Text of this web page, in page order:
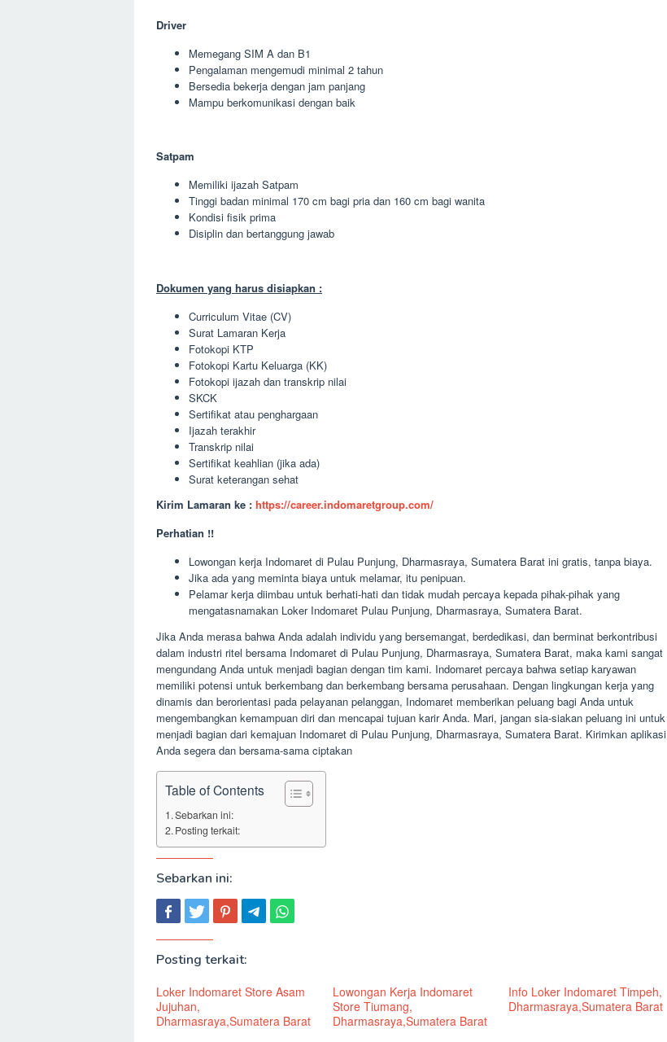
Driver
Memegang SIM A dan B1
Pengalaman mengemudi minimal 2 tahun
Bersedia bekerja dengan jam panjang
Mampu berkomunikasi dengan baik
Satpam
Memiliki ijazah Satpam
Tinggi badan minimal 170 cm bagi pria dan 160 cm bagi wanita
Kondisi fisik prima
Disiplin dan bertanggung jawab
Dokumen yang harus disiapkan :
Curriculum Vitae (CV)
Surat Lamaran Kerja
Fotokopi KTP
Fotokopi Kartu Keluarga (KK)
Fotokopi ijazah dan transkrip nilai
SKCK
Sertifikat atau penghargaan
Ijazah terakhir
Transkrip nilai
Sertifikat keahlian (jika ada)
Surat keterangan sehat
Kirim Lamaran ke : https://career.indomaretgroup.com/
Perhatian !!
Lowongan kerja Indomaret di Pulau Punjung, Dharmasraya, Sumatera Barat ini gratis, tanpa biaya.
Jika ada yang meminta biaya untuk melamar, itu penipuan.
Pelamar kerja diimbau untuk berhati-hati dan tidak mudah percaya kepada pihak-pihak yang
mengatasnamakan Loker Indomaret Pulau Punjung, Dharmasraya, Sumatera Barat.
Jika Anda merasa bahwa Anda adalah individu yang bersemangat, berdedikasi, dan berminat berkontribusi
dalam industri ritel bersama Indomaret di Pulau Punjung, Dharmasraya, Sumatera Barat, maka kami sangat
mengundang Anda untuk menjadi bagian dengan tim kami. Indomaret percaya bahwa setiap karyawan
memiliki potensi untuk berkembang dan berkembang bersama perusahaan. Dengan lingkungan kerja yang
dinamis dan berorientasi pada pelayanan pelanggan, Indomaret memberikan peluang bagi Anda untuk
mengembangkan kemampuan diri dan mencapai tujuan karir Anda. Mari, jangan sia-siakan peluang ini untuk
menjadi bagian dari kemajuan Indomaret di Pulau Punjung, Dharmasraya, Sumatera Barat. Kirimkan aplikasi
Anda segera dan bersama-sama ciptakan
Table of Contents
Sebarkan ini:
Posting terkait:
Sebarkan ini:
Posting terkait:
Loker Indomaret Store Asam
Jujuhan,
Dharmasraya,Sumatera Barat
Lowongan Kerja Indomaret
Store Tiumang,
Dharmasraya,Sumatera Barat
Info Loker Indomaret Timpeh,
Dharmasraya,Sumatera Barat